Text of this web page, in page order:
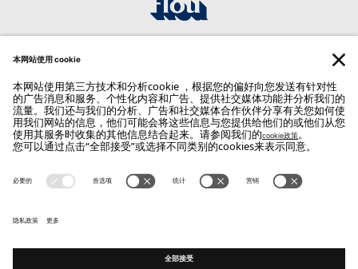
Vat: 00779080969
联系我们
WhatsApp: +39 327 3169443
Email:
info@flou.it